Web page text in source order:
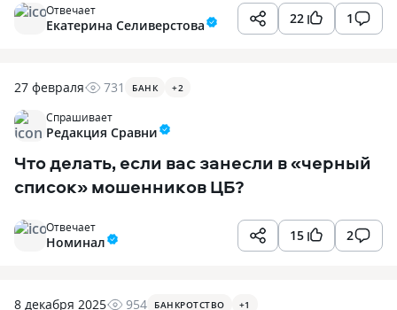
22 1
Отвечает
Екатерина Селиверстова
27 февраля 731 БАНК +2
Спрашивает
Редакция Сравни
Что делать, если вас занесли в «черный
список» мошенников ЦБ?
15 2
Отвечает
Номинал
8 декабря 2025 954 БАНКРОТСТВО +1